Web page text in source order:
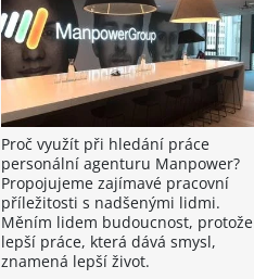
Proč využít při hledání práce
personální agenturu Manpower?
Propojujeme zajímavé pracovní
příležitosti s nadšenými lidmi.
Měním lidem budoucnost, protože
lepší práce, která dává smysl,
znamená lepší život.